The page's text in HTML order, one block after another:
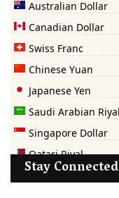
Stay Connected